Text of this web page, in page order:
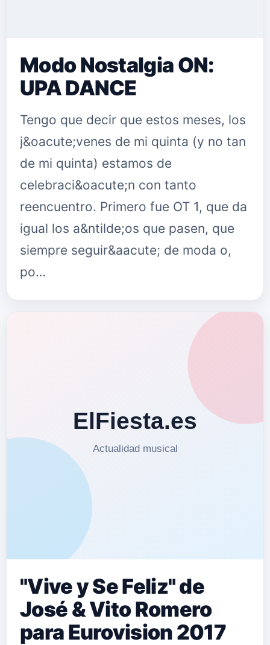
Modo Nostalgia ON:
UPA DANCE
Tengo que decir que estos meses, los
j&oacute;venes de mi quinta (y no tan
de mi quinta) estamos de
celebraci&oacute;n con tanto
reencuentro. Primero fue OT 1, que da
igual los a&ntilde;os que pasen, que
siempre seguir&aacute; de moda o,
po…
"Vive y Se Feliz" de
José & Vito Romero
para Eurovision 2017